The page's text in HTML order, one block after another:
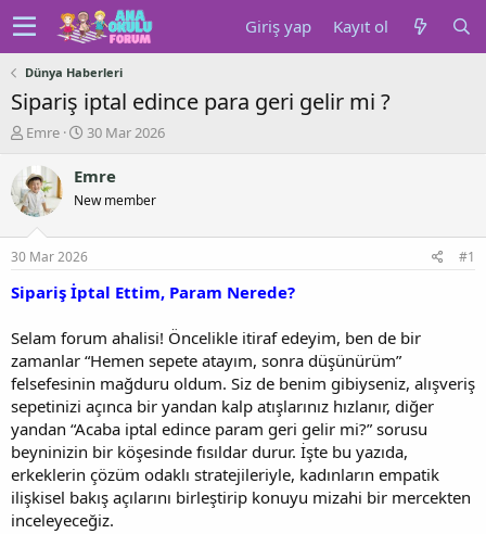
Giriş yap Kayıt ol
Dünya Haberleri
Sipariş iptal edince para geri gelir mi ?
K
n
u
y
b
a
ş
l
t
a
n
Emre
B
ş
a
g
ı
ç
r
i
h
i
30 Mar 2026
Emre
New member
30 Mar 2026 #1
Sipariş İptal Ettim, Param Nerede?
Selam forum ahalisi! Öncelikle itiraf edeyim, ben de bir
zamanlar “Hemen sepete atayım, sonra düşünürüm”
felsefesinin mağduru oldum. Siz de benim gibiyseniz, alışveriş
sepetinizi açınca bir yandan kalp atışlarınız hızlanır, diğer
yandan “Acaba iptal edince param geri gelir mi?” sorusu
beyninizin bir köşesinde fısıldar durur. İşte bu yazıda,
erkeklerin çözüm odaklı stratejileriyle, kadınların empatik
ilişkisel bakış açılarını birleştirip konuyu mizahi bir mercekten
inceleyeceğiz.